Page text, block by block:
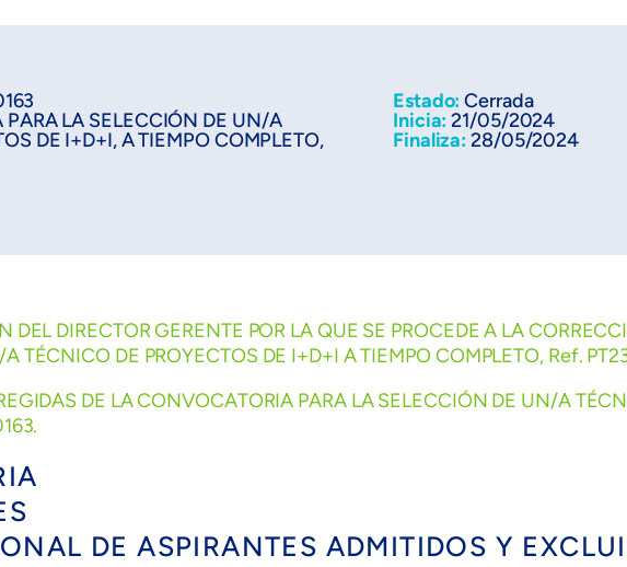
LA SELECCIÓN DE UN/A
DE I+D+I, A TIEMPO COMPLETO,
Estado:Cerrada
Inicia:21/05/2024
Finaliza:28/05/2024
DIRECTOR GERENTE POR LA QUE SE PROCEDE A LA
TÉCNICO DE PROYECTOS DE I+D+I A TIEMPO COMPLETO, Ref.
DE LA CONVOCATORIA PARA LA SELECCIÓN DE UN/A
DE ASPIRANTES ADMITIDOS Y